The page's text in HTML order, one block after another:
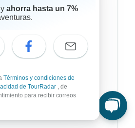
ahorra hasta un 7%
Términos y condiciones de
de TourRadar , de
para recibir correos